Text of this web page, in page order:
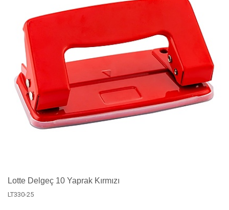
Lotte Delgeç 10 Yaprak Kırmızı
LT330-25